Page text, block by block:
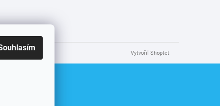
Vytvořil Shoptet